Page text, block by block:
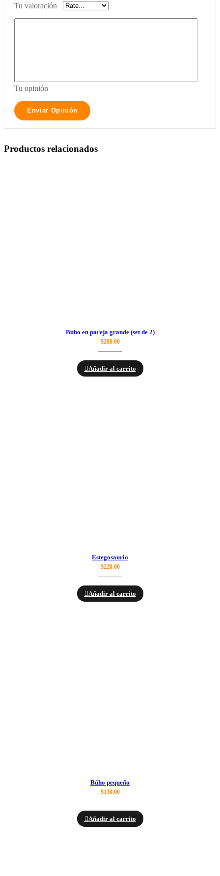
Tu valoración
Tu opinión
Productos relacionados
Búho en pareja grande (set de 2)
$280.00
Añadir al carrito
Estegosaurio
$220.00
Añadir al carrito
Búho pequeño
$130.00
Añadir al carrito